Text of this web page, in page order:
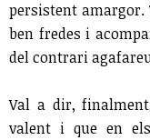
persistent amargor.
ben fredes i
del contrari
Val a dir,
valent i que en